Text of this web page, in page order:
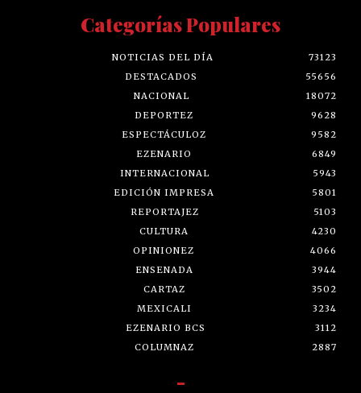
Categorías Populares
NOTICIAS DEL DÍA
73123
DESTACADOS
55656
NACIONAL
18072
DEPORTEZ
9628
ESPECTÁCULOZ
9582
EZENARIO
6849
INTERNACIONAL
5943
EDICIÓN IMPRESA
5801
REPORTAJEZ
5103
CULTURA
4230
OPINIONEZ
4066
ENSENADA
3944
CARTAZ
3502
MEXICALI
3234
EZENARIO BCS
3112
COLUMNAZ
2887
-